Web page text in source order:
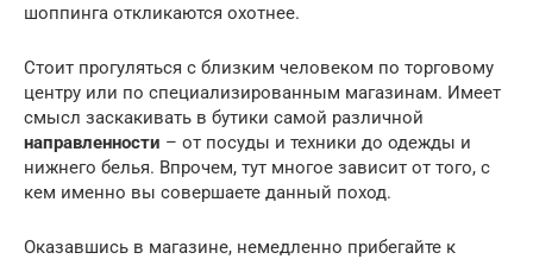
шоппинга откликаются охотнее.
Стоит прогуляться с близким человеком по торговому
центру или по специализированным магазинам. Имеет
смысл заскакивать в бутики самой различной
направленности – от посуды и техники до одежды и
нижнего белья. Впрочем, тут многое зависит от того, с
кем именно вы совершаете данный поход.
Оказавшись в магазине, немедленно прибегайте к